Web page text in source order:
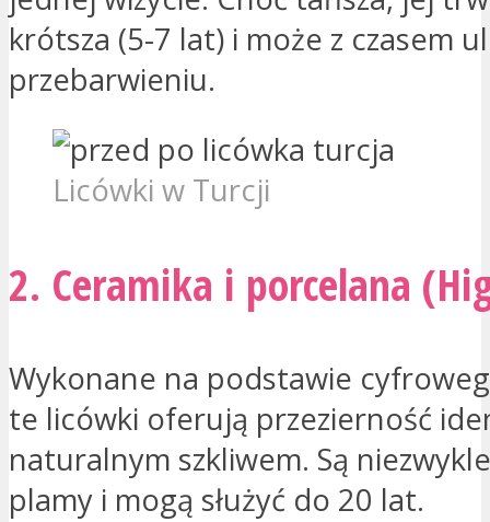
krótsza (5-7 lat) i może z czasem
przebarwieniu.
Licówki w Turcji
2. Ceramika i porcelana
Wykonane na podstawie
te licówki oferują przezierność
naturalnym szkliwem. Są
plamy i mogą służyć do 20 lat.